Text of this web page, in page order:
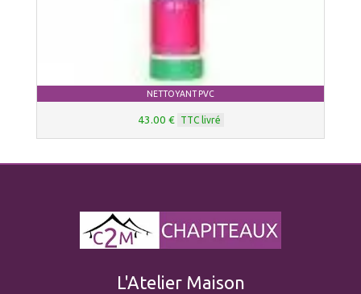
NETTOYANT PVC
43.00 € TTC livré
L'Atelier Maison